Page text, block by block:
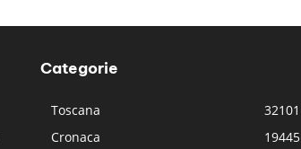
Categorie
Toscana
32101
Cronaca
19445